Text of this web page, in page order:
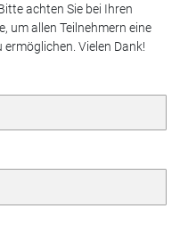
achten Sie bei Ihren
um allen Teilnehmern eine
Vielen Dank!